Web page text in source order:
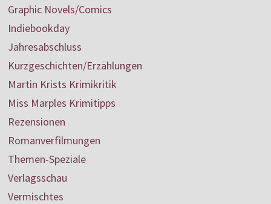
Graphic Novels/Comics
Indiebookday
Jahresabschluss
Kurzgeschichten/Erzählungen
Martin Krists Krimikritik
Miss Marples Krimitipps
Rezensionen
Romanverfilmungen
Themen-Speziale
Verlagsschau
Vermischtes